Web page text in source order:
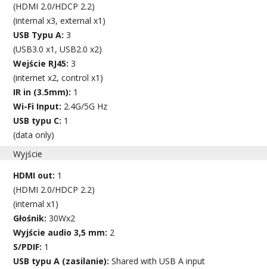
(HDMI 2.0/HDCP 2.2)
(internal x3, external x1)
USB Typu A:3
(USB3.0 x1, USB2.0 x2)
Wejście RJ45:3
(internet x2, control x1)
IR in (3.5mm): 1
Wi-Fi Input: 2.4G/5G Hz
USB typu C: 1
(data only)
Wyjście
HDMI out: 1
(HDMI 2.0/HDCP 2.2)
(internal x1)
Głośnik:30Wx2
Wyjście audio 3,5 mm: 2
S/PDIF: 1
USB typu A (zasilanie):Shared with USB A input